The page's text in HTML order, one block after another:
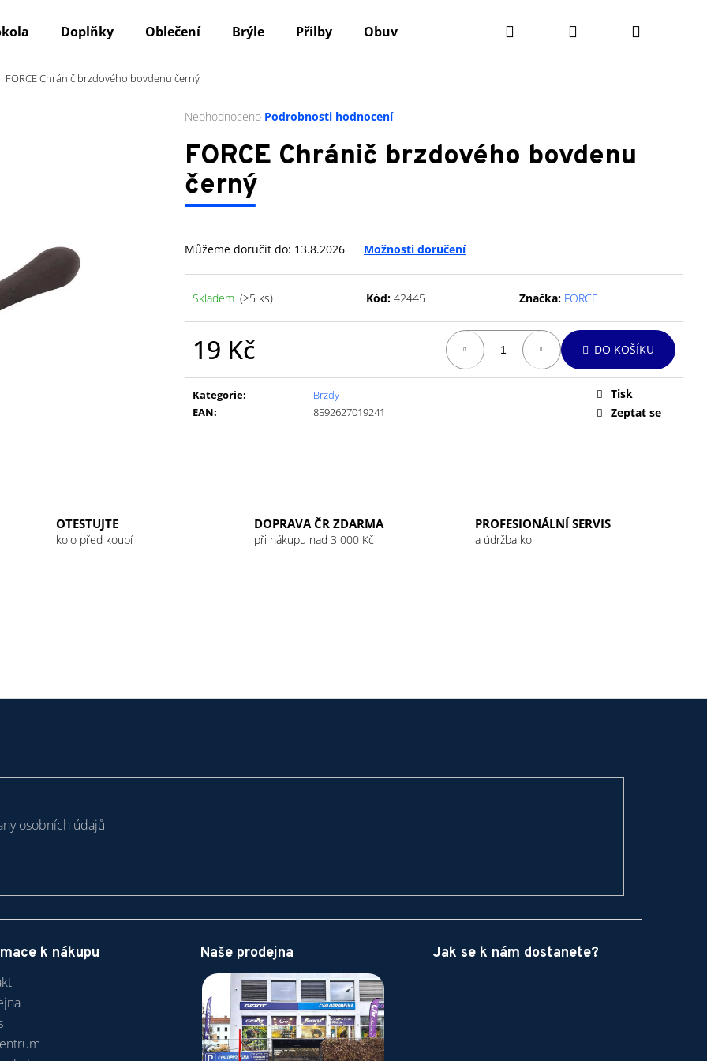
Doplňky Oblečení Brýle Přilby Obuv Výživa Údržba kola
Hledat PřihlášeníNákupní
FORCE Chránič brzdového bovdenu černý
Průměrné
produktu
je
0,0
z
5
Neohodnoceno Podrobnosti hodnocení
FORCE Chránič brzdového bovdenu
černý
Můžeme doručit do: 13.8.2026 Možnosti doručení
Skladem (>5 ks) Kód: 42445 Značka: FORCE
19 Kč DO KOŠÍKU
Kategorie:
Brzdy
EAN: 8592627019241
Tisk
Zeptat se
OTESTUJTE
kolo před koupí
DOPRAVA ČR ZDARMA
při nákupu nad 3 000 Kč
PROFESIONÁLNÍ SERVIS
a údržba kol
Co potřebujete najít?
HLEDAT
GU ENERGY GEL 32G JET BLACKBERRY
GU ENERGY GEL 32G RASPBERRY
osobních údajů
k nákupu Naše prodejna Jak se k nám dostanete?